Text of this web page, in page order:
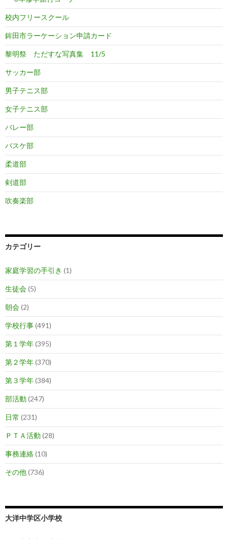
校内フリースクール
鉾田市ラーケーション申請カード
黎明祭 ただすな写真集 11/5
サッカー部
男子テニス部
女子テニス部
バレー部
バスケ部
柔道部
剣道部
吹奏楽部
カテゴリー
家庭学習の手引き (1)
生徒会(5)
朝会(2)
学校行事(491)
第１学年(395)
第２学年(370)
第３学年(384)
部活動 (247)
日常 (231)
ＰＴＡ活動 (28)
事務連絡(10)
その他(736)
大洋中学区小学校